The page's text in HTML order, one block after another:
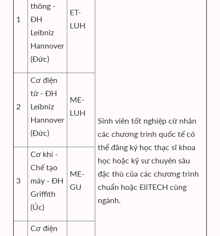
1
thông -
ĐH
Leibniz
Hannover
(Đức)
ET-
LUH
Sinh viên tốt nghiệp cử nhân
các chương trình quốc tế có
thể đăng ký học thạc sĩ khoa
học hoặc kỹ sư chuyên sâu
đặc thù của các chương trình
chuẩn hoặc EliTECH cùng
ngành.
2
Cơ điện
tử - ĐH
Leibniz
Hannover
(Đức)
ME-
LUH
3
Cơ khí -
Chế tạo
máy - ĐH
Griffith
(Úc)
ME-
GU
Cơ điện